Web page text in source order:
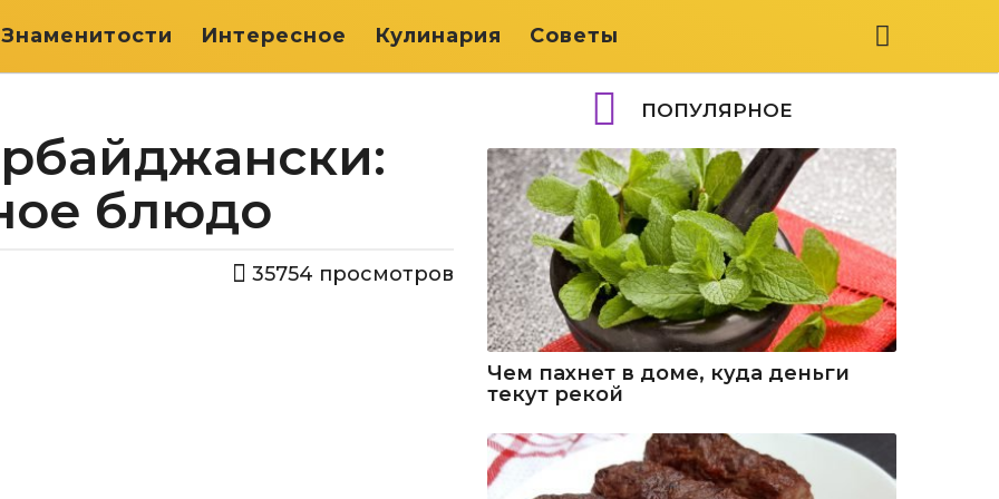
Знаменитости Интересное Кулинария Советы
блюдо
35754 просмотров
ПОПУЛЯРНОЕ
Чем пахнет в доме, куда деньги
текут рекой